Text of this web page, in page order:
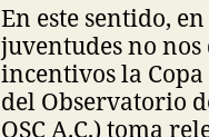
En este sentido,
juventudes no
incentivos la Copa
del Observatorio
OSC A.C.) toma